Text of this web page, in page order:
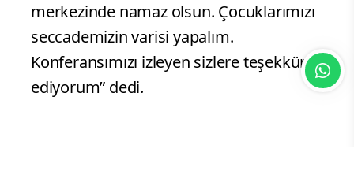
merkezinde namaz olsun. Çocuklarımızı
seccademizin varisi yapalım.
Konferansımızı izleyen sizlere teşekkür
ediyorum” dedi.